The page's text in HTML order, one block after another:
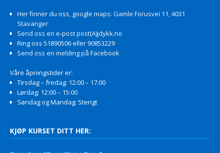
Her finner du oss, google maps: Gamle Forusvei 11, 4031
Stavanger
Send oss en e-post post(A)jdykk.no
Ring oss 51890506 eller 90853229
Send oss en melding på Facebook
Våre åpningstider er:
Tirsdag – fredag: 12:00 – 17:00
Lørdag: 12:00 – 15:00
Søndag og Mandag: Stengt
KJØP KURSET DITT HER: